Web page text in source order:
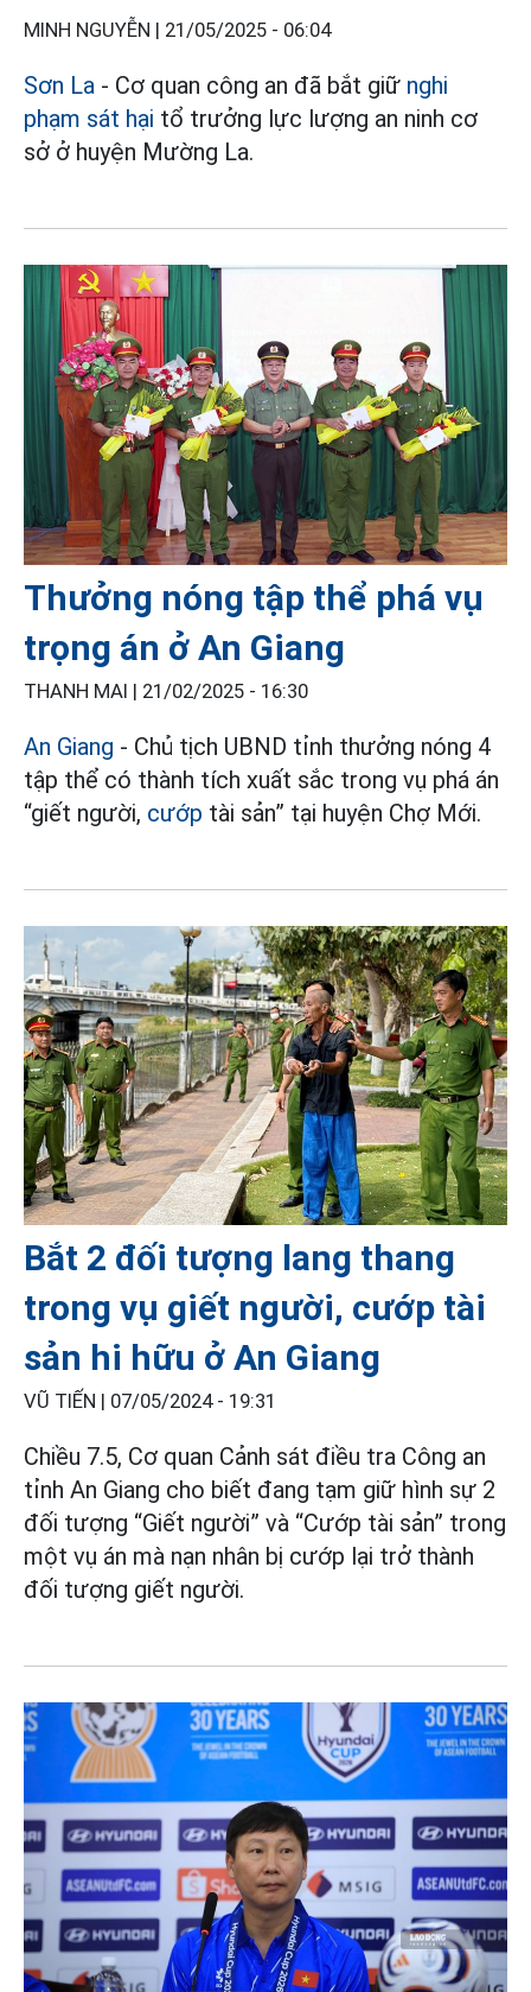
MINH NGUYỄN | 21/05/2025 - 06:04
Sơn La - Cơ quan công an đã bắt giữ nghi
phạm sát hại tổ trưởng lực lượng an ninh cơ
sở ở huyện Mường La.
Thưởng nóng tập thể phá vụ
trọng án ở An Giang
THANH MAI | 21/02/2025 - 16:30
An Giang - Chủ tịch UBND tỉnh thưởng nóng 4
tập thể có thành tích xuất sắc trong vụ phá án
“giết người, cướp tài sản” tại huyện Chợ Mới.
Bắt 2 đối tượng lang thang
trong vụ giết người, cướp tài
sản hi hữu ở An Giang
VŨ TIẾN | 07/05/2024 - 19:31
Chiều 7.5, Cơ quan Cảnh sát điều tra Công an
tỉnh An Giang cho biết đang tạm giữ hình sự 2
đối tượng “Giết người” và “Cướp tài sản” trong
một vụ án mà nạn nhân bị cướp lại trở thành
đối tượng giết người.